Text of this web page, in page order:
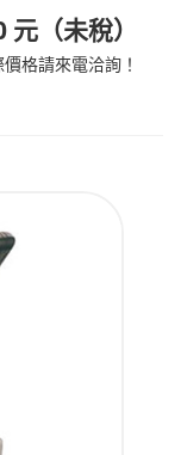
元（未稅）
格請來電洽詢！